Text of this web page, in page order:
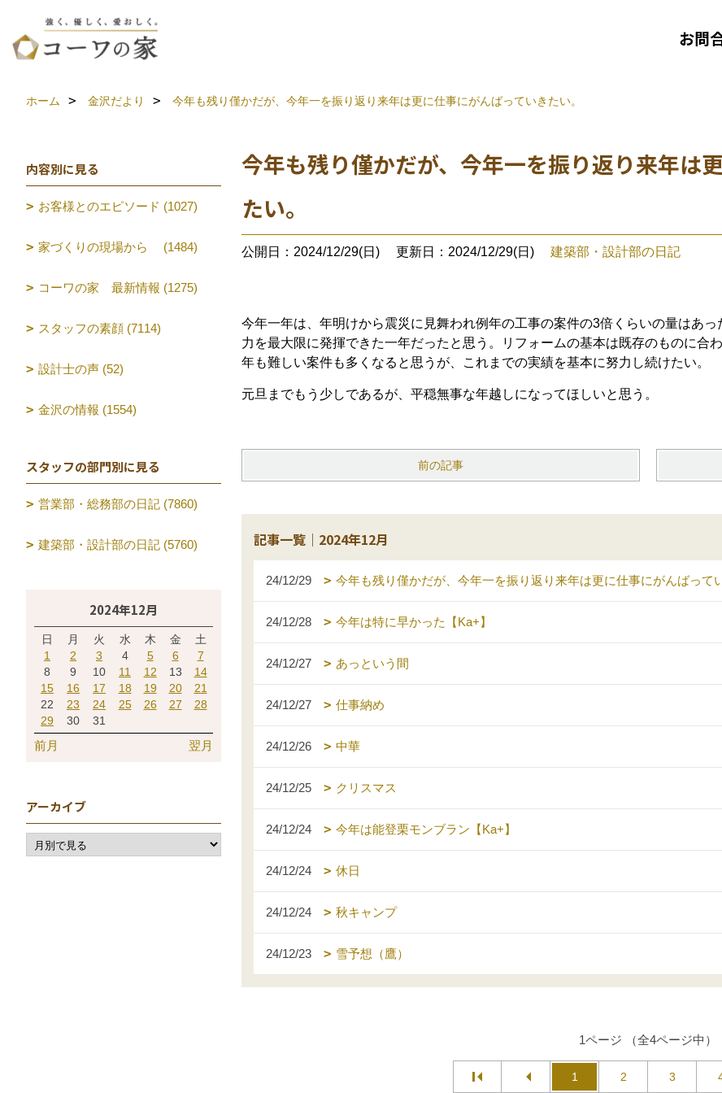
お問
ホーム 金沢だより 今年も残り僅かだが、今年一を振り返り来年は更に仕事にがんばっていきたい。
今年も残り僅かだが、今年一を振り返り来年は
たい。
公開日：2024/12/29(日) 更新日：2024/12/29(日) 建築部・設計部の日記
今年一年は、年明けから震災に見舞われ例年の工事の案件の3倍くらいの量はあ
力を最大限に発揮できた一年だったと思う。リフォームの基本は既存のものに合
年も難しい案件も多くなると思うが、これまでの実績を基本に努力し続けたい。
元旦までもう少しであるが、平穏無事な年越しになってほしいと思う。
前の記事
記事一覧｜2024年12月
24/12/29 今年も残り僅かだが、今年一を振り返り来年は更に仕事にがんばって
24/12/28 今年は特に早かった【Ka+】
24/12/27 あっという間
24/12/27 仕事納め
24/12/26 中華
24/12/25 クリスマス
24/12/24 今年は能登栗モンブラン【Ka+】
24/12/24 休日
24/12/24 秋キャンプ
24/12/23 雪予想（鷹）
1ページ （全4ページ中）
1 2 3
内容別に見る
お客様とのエピソード (1027)
家づくりの現場から (1484)
コーワの家 最新情報 (1275)
スタッフの素顔 (7114)
設計士の声 (52)
金沢の情報 (1554)
スタッフの部門別に見る
営業部・総務部の日記 (7860)
建築部・設計部の日記 (5760)
2024年12月
日 月 火 水 木 金
土
1
2 3 4 5 6
7
8
9 10 11 12 13
14
15
16 17 18 19 20
21
22
23 24 25 26 27
28
29
30 31
前月 翌月
アーカイブ